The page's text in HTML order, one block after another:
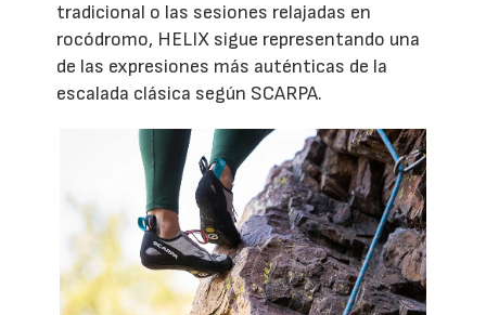
tradicional o las sesiones relajadas en
rocódromo, HELIX sigue representando una
de las expresiones más auténticas de la
escalada clásica según SCARPA.